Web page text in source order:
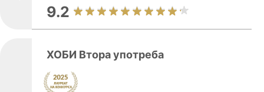
9.2
ХОБИ Втора употреба